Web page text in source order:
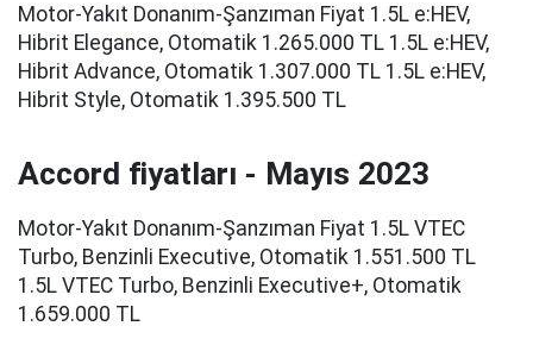
Motor-Yakıt Donanım-Şanzıman Fiyat 1.5L e:HEV,
Hibrit Elegance, Otomatik 1.265.000 TL 1.5L e:HEV,
Hibrit Advance, Otomatik 1.307.000 TL 1.5L e:HEV,
Hibrit Style, Otomatik 1.395.500 TL
Accord fiyatları - Mayıs 2023
Motor-Yakıt Donanım-Şanzıman Fiyat 1.5L VTEC
Turbo, Benzinli Executive, Otomatik 1.551.500 TL
1.5L VTEC Turbo, Benzinli Executive+, Otomatik
1.659.000 TL